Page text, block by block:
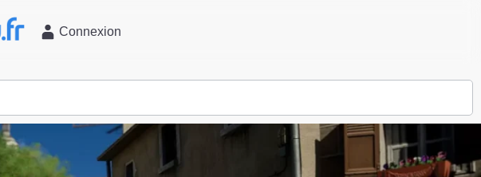
Connexion